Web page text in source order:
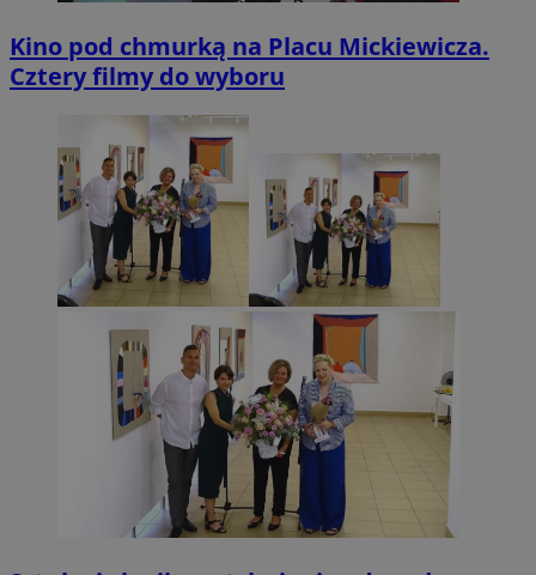
Kino pod chmurką na Placu Mickiewicza.
Cztery filmy do wyboru